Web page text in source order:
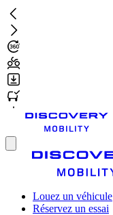
Aller
au
contenu
principal
Toggle
Louez un véhicule
Réservez un essai